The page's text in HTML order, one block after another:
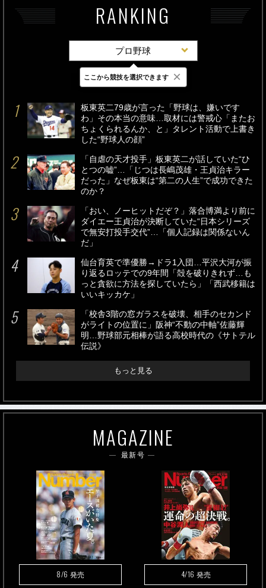
RANKING
プロ野球
最新 24時間 週間
板東英二79歳が言った「野球は、嫌いです
わ」その本当の意味…取材には警戒心「またお
ちょくられるんか、と」タレント活動で上書き
した“野球人の顔”
「自虐の天才投手」板東英二が話していた“ひ
とつの嘘”…「じつは長嶋茂雄・王貞治キラー
だった」なぜ板東は“第二の人生”で成功できた
のか？
「おい、ノーヒットだぞ？」落合博満より前に
ダイエー王貞治が決断していた“日本シリーズ
で無安打投手交代”…「個人記録は関係ないん
だ」
仙台育英で準優勝→ドラ1入団…平沢大河が振
り返るロッテでの9年間「殻を破りきれず…も
っと貪欲に方法を探していたら」「西武移籍は
いいキッカケ」
「校舎3階の窓ガラスを破壊、相手のセカンド
がライトの位置に」阪神“不動の中軸”佐藤輝
明…野球部元相棒が語る高校時代の《サトテル
伝説》
もっと見る
MAGAZINE
最新号
8/6 発売 4/16 発売
ここから競技を選択できます ×